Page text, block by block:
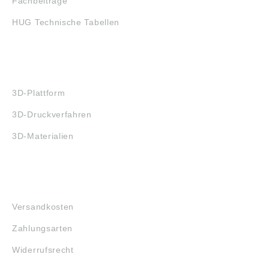
HUG Technische Tabellen
3D-Plattform
3D-Druckverfahren
3D-Materialien
Versandkosten
Zahlungsarten
Widerrufsrecht